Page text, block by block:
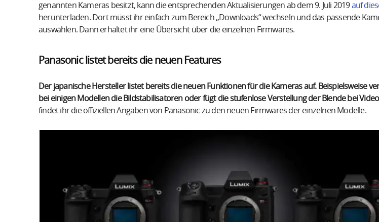
genannten Kameras besitzt, kann die entsprechenden Aktualisierungen ab dem 9. Juli 2019auf
herunterladen. Dort müsst ihr einfach zum Bereich „Downloads“ wechseln und das passende
auswählen. Dann erhaltet ihr eine Übersicht über die einzelnen Firmwares.
Panasonic listet bereits die neuen Features
Der japanische Hersteller listet bereits die neuen Funktionen für die Kameras auf. Beispielsweise
bei einigen Modellen die Bildstabilisatoren oder fügt die stufenlose Verstellung der Blende bei
findet ihr die offiziellen Angaben von Panasonic zu den neuen Firmwares der einzelnen Modelle.